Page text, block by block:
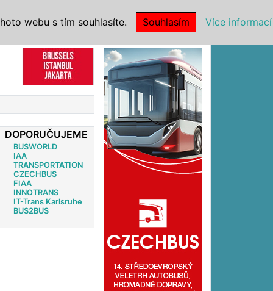
DOPORUČUJEME
BUSWORLD
IAA
TRANSPORTATION
CZECHBUS
FIAA
INNOTRANS
IT-Trans Karlsruhe
BUS2BUS
webu s tím souhlasíte. Souhlasím Více informací